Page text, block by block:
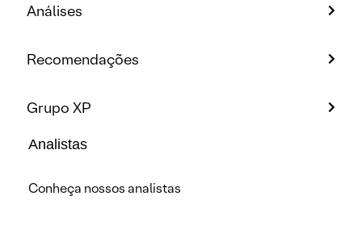
Análises
Recomendações
Grupo XP
Analistas
Conheça nossos analistas